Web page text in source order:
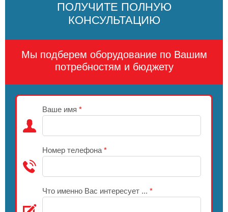
ПОЛУЧИТЕ ПОЛНУЮ
КОНСУЛЬТАЦИЮ
Мы подберем оборудование по Вашим
потребностям и бюджету
Ваше имя *
Номер телефона *
Что именно Вас интересует ... *